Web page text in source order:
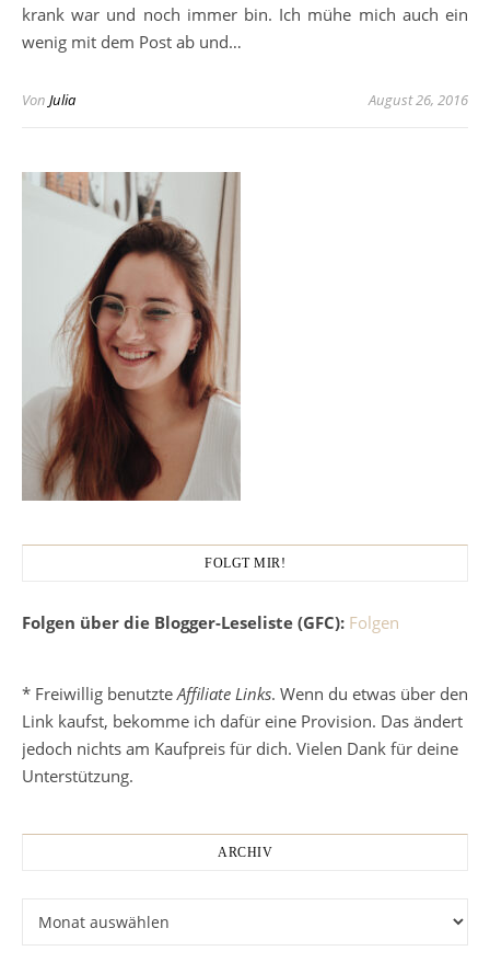
krank war und noch immer bin. Ich mühe mich auch ein
wenig mit dem Post ab und…
Von Julia August 26, 2016
FOLGT MIR!
Folgen über die Blogger-Leseliste (GFC): Folgen
* Freiwillig benutzte Affiliate Links. Wenn du etwas über den
Link kaufst, bekomme ich dafür eine Provision. Das ändert
jedoch nichts am Kaufpreis für dich. Vielen Dank für deine
Unterstützung.
ARCHIV